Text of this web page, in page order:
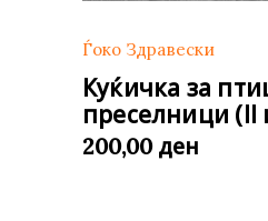
Ѓоко Здравески
Куќичка за
преселници (II
200,00 ден